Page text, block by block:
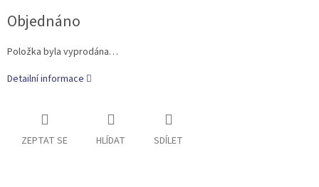
Objednáno
Položka byla vyprodána…
Detailní informace
ZEPTAT SE HLÍDAT SDÍLET